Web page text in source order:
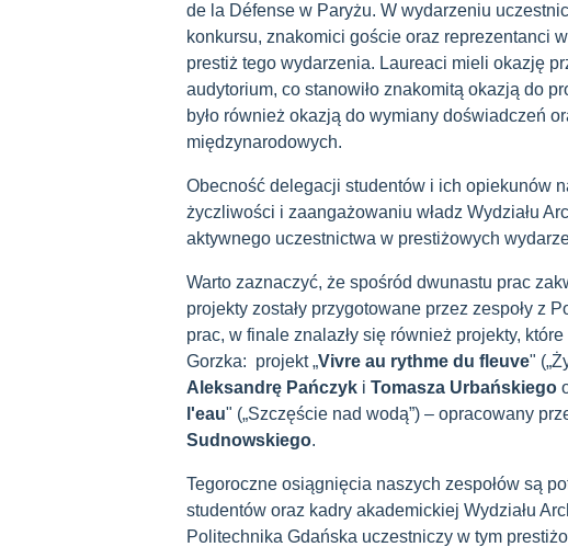
de la Défense w Paryżu. W wydarzeniu
konkursu, znakomici goście oraz reprezentanci
prestiż tego wydarzenia. Laureaci mieli okazję
audytorium, co stanowiło znakomitą okazją do
było również okazją do wymiany doświadczeń
międzynarodowych.
Obecność delegacji studentów i ich opiekunów
życzliwości i zaangażowaniu władz Wydziału
aktywnego uczestnictwa w prestiżowych
Warto zaznaczyć, że spośród dwunastu prac
projekty zostały przygotowane przez zespoły z
prac, w finale znalazły się również projekty,
Gorzka: projekt „Vivre au rythme du fleuve"
Aleksandrę Pańczyk i Tomasza Urbańskiego
l'eau" („Szczęście nad wodą”) – opracowany
Sudnowskiego.
Tegoroczne osiągnięcia naszych zespołów są
studentów oraz kadry akademickiej Wydziału
Politechnika Gdańska uczestniczy w tym